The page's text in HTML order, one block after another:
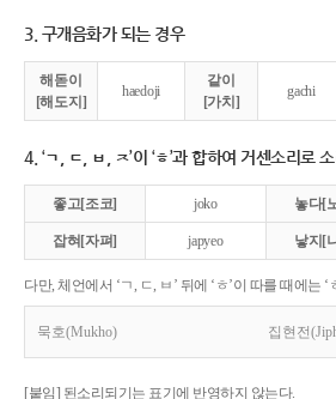
3. 구개음화가 되는 경우
해돋이
[해도지]
haedoji
같이
[가치]
gachi
4. ‘ㄱ, ㄷ, ㅂ, ㅈ’이 ‘ㅎ’과 합하여 거센소리로
좋고[조코] joko 놓다[
잡혀[자펴] japyeo 낳지[
다만, 체언에서 ‘ㄱ, ㄷ, ㅂ’ 뒤에 ‘ㅎ’이 따를 때에는 ‘
묵호(Mukho) 집현전
[붙임] 된소리되기는 표기에 반영하지 않는다.